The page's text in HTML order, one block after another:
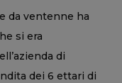
da ventenne ha
si era
di
dei 6 ettari di